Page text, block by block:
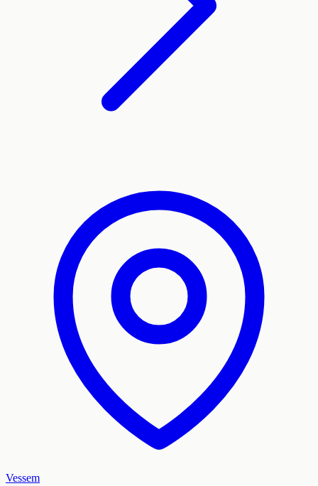
Vessem